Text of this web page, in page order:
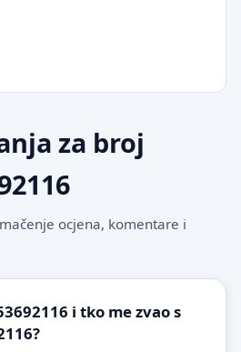
za broj
ocjena, komentare i
i tko me zvao s